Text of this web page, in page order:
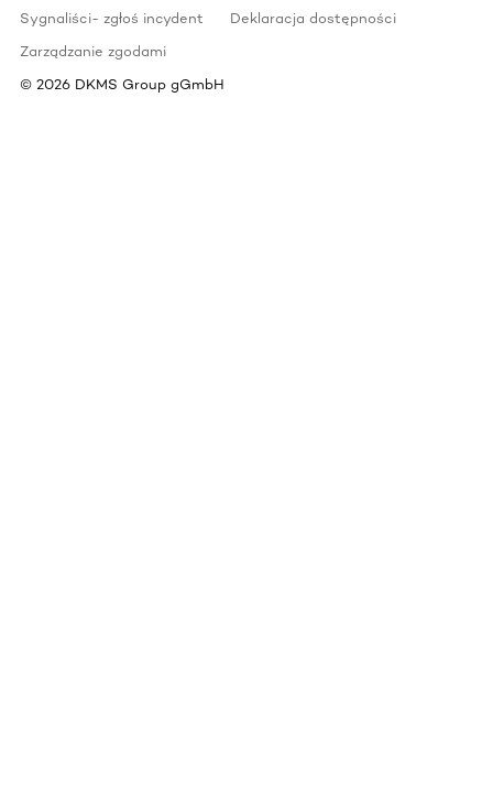
Sygnaliści- zgłoś incydent
Deklaracja dostępności
Zarządzanie zgodami
© 2026 DKMS Group gGmbH